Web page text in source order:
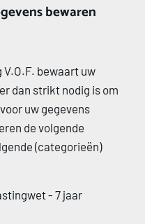
bewaren
bewaart uw
dan strikt nodig is om
uw gegevens
de volgende
(categorieën)
- 7 jaar